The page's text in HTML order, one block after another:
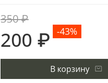
350 ₽
200 ₽ -43%
В корзину